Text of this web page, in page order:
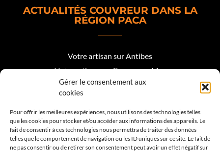
Gérer le consentement aux
cookies
Pour offrir les meilleures expériences, nous utilisons des technologies telles
que les cookies pour stocker et/ou accéder aux informations des appareils. Le
fait de consentir à ces technologies nous permettra de traiter des données
telles que le comportement de navigation ou les ID uniques sur ce site. Le fait de
ne pas consentir ou de retirer son consentement peut avoir un effet négatif sur
ACTUALITÉS COUVREUR DANS LA
RÉGION PACA
Votre artisan sur Antibes
Votre artisan sur Cagnes sur Mer
Votre artisan sur Biot
Votre artisan Roquefort les Pins
Votre artisan sur Valbonne